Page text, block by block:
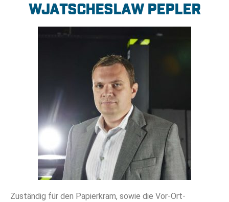
Wjatscheslaw Pepler
Zuständig für den Papierkram, sowie die Vor-Ort-